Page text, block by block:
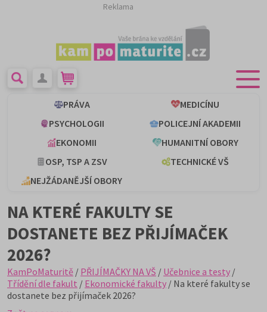
Reklama
PRÁVA
MEDICÍNU
PSYCHOLOGII
POLICEJNÍ AKADEMII
EKONOMII
HUMANITNÍ OBORY
OSP, TSP A ZSV
TECHNICKÉ VŠ
NEJŽÁDANĚJŠÍ OBORY
NA KTERÉ FAKULTY SE
DOSTANETE BEZ PŘIJÍMAČEK
2026?
KamPoMaturitě / PŘIJÍMAČKY NA VŠ / Učebnice a testy /
Třídění dle fakult / Ekonomické fakulty / Na které fakulty se
dostanete bez přijímaček 2026?